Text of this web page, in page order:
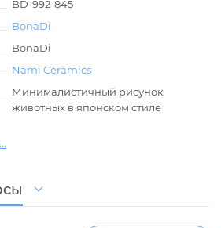
BD-992-845
BonaDi
BonaDi
Nami Ceramics
Минималистичный рисунок
животных в японском стиле